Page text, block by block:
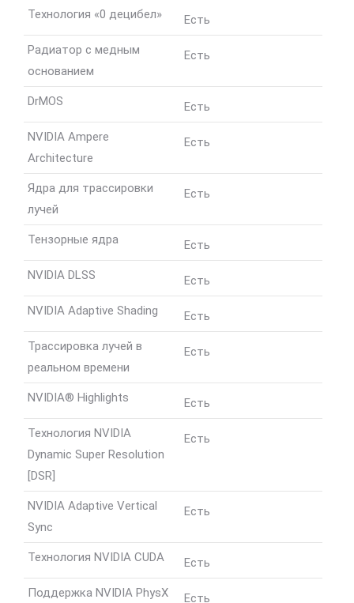
Технология «0 децибел» Есть
Радиатор с медным
основанием
Есть
DrMOS Есть
NVIDIA Ampere
Architecture
Есть
Ядра для трассировки
лучей
Есть
Тензорные ядра Есть
NVIDIA DLSS Есть
NVIDIA Adaptive Shading Есть
Трассировка лучей в
реальном времени
Есть
NVIDIA® Highlights Есть
Технология NVIDIA
Dynamic Super Resolution
[DSR]
Есть
NVIDIA Adaptive Vertical
Sync
Есть
Технология NVIDIA CUDA Есть
Поддержка NVIDIA PhysX Есть